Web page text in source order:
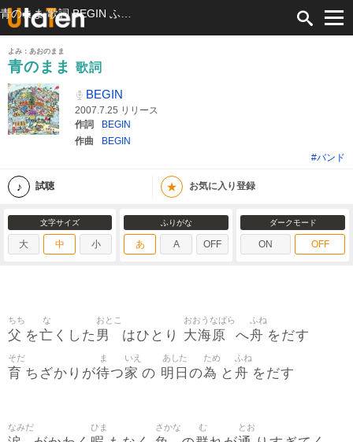
よみ：あおのまま
青のまま
歌詞
BEGIN
2007.7.25 リリース
作詞
BEGIN
作曲
BEGIN
#バンド
試聴 ★ お気に入り登録
文字サイズ
大 中 小
ふりがな
あ A OFF
ダークモード
ON OFF
父
ちち
を亡
な
くした 男
おとこ
はひとり 大海原
おおうなばら
へ舟
ふね
をだす
育
そだ
ちざかりが待
ま
つ家
いえ
の 明日
あした
の為
ため
と 舟
ふね
をだす
なみだ ひま さかな む とお